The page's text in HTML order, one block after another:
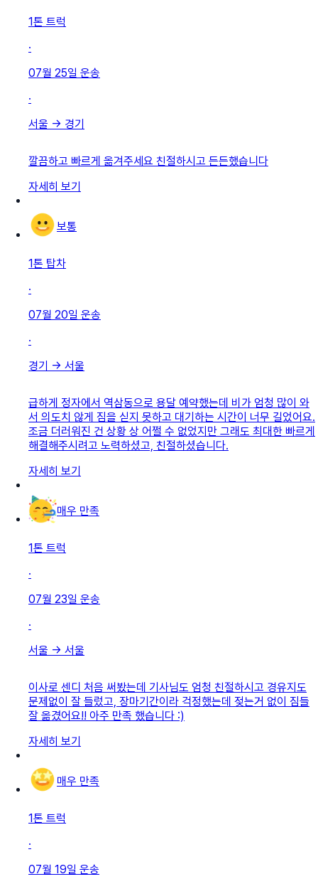
1톤 트럭
·
07월 25일 운송
·
서울 → 경기
깔끔하고 빠르게 옮겨주세요 친절하시고 든든했습니다
자세히 보기
보통
1톤 탑차
·
07월 20일 운송
·
경기 → 서울
급하게 정자에서 역삼동으로 용달 예약했는데 비가 엄청 많이 와
서 의도치 않게 짐을 싣지 못하고 대기하는 시간이 너무 길었어요.
조금 더러워진 건 상황 상 어쩔 수 없었지만 그래도 최대한 빠르게
해결해주시려고 노력하셨고, 친절하셨습니다.
자세히 보기
매우 만족
1톤 트럭
·
07월 23일 운송
·
서울 → 서울
이사로 센디 처음 써봤는데 기사님도 엄청 친절하시고 경유지도
문제없이 잘 들렀고, 장마기간이라 걱정했는데 젖는거 없이 짐들
잘 옮겼어요!! 아주 만족 했습니다 :)
자세히 보기
매우 만족
1톤 트럭
·
07월 19일 운송